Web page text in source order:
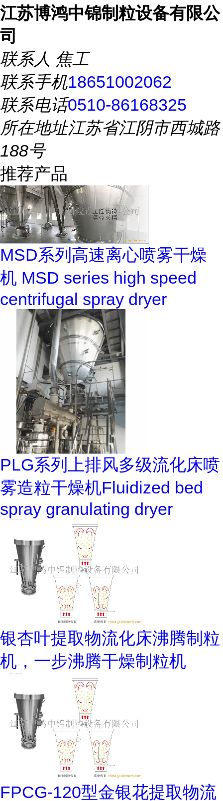
江苏博鸿中锦制粒设备有限公
司
联系人 焦工
联系手机18651002062
联系电话0510-86168325
所在地址江苏省江阴市西城路
188号
推荐产品
MSD系列高速离心喷雾干燥
机 MSD series high speed
centrifugal spray dryer
PLG系列上排风多级流化床喷
雾造粒干燥机Fluidized bed
spray granulating dryer
银杏叶提取物流化床沸腾制粒
机，一步沸腾干燥制粒机
FPCG-120型金银花提取物流